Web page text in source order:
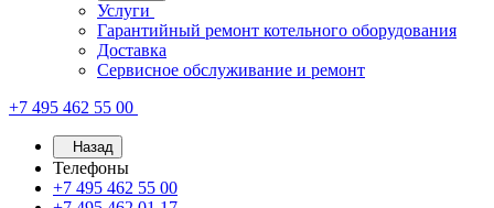
Услуги
Гарантийный ремонт котельного оборудования
Доставка
Сервисное обслуживание и ремонт
+7 495 462 55 00
Назад
Телефоны
+7 495 462 55 00